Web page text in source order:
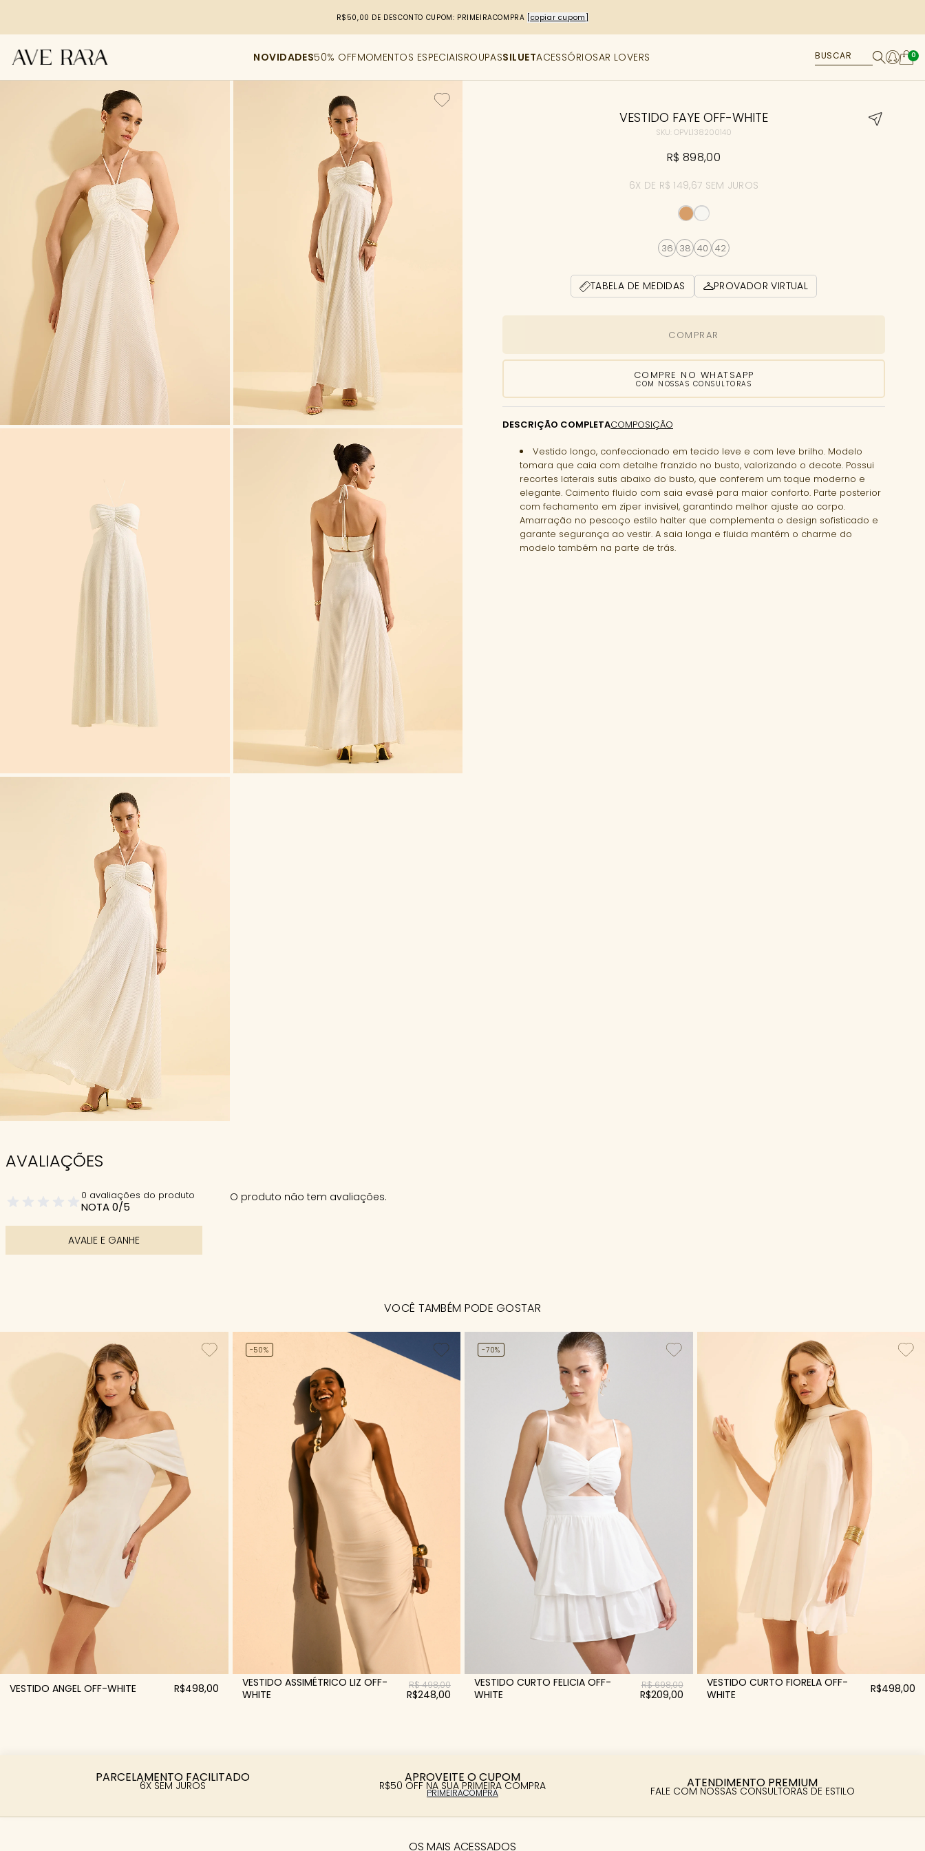
R$50,00 DE DESCONTO CUPOM: PRIMEIRACOMPRA [copiar cupom]
NOVIDADES50% OFFMOMENTOS ESPECIAISROUPASSILUETACESSÓRIOSAR LOVERS 0
VESTIDO FAYE OFF-WHITE
SKU: OPVL138200140
R$ 898,00
6X DE R$ 149,67 SEM JUROS
36 38 40 42
TABELA DE MEDIDAS PROVADOR VIRTUAL
COMPRAR
COMPRE NO WHATSAPP
COM NOSSAS CONSULTORAS
DESCRIÇÃO COMPLETACOMPOSIÇÃO
Vestido longo, confeccionado em tecido leve e com leve brilho. Modelo
tomara que caia com detalhe franzido no busto, valorizando o decote. Possui
recortes laterais sutis abaixo do busto, que conferem um toque moderno e
elegante. Caimento fluido com saia evasê para maior conforto. Parte posterior
com fechamento em zíper invisível, garantindo melhor ajuste ao corpo.
Amarração no pescoço estilo halter que complementa o design sofisticado e
garante segurança ao vestir. A saia longa e fluida mantém o charme do
modelo também na parte de trás.
AVALIAÇÕES
0 avaliações do produto
NOTA 0/5
AVALIE E GANHE
O produto não tem avaliações.
VOCÊ TAMBÉM PODE GOSTAR
VESTIDO ANGEL OFF-WHITE R$498,00
-50%
VESTIDO ASSIMÉTRICO LIZ OFF-
WHITE
R$ 498,00
R$248,00
-70%
VESTIDO CURTO FELICIA OFF-
WHITE
R$ 698,00
R$209,00
VESTIDO CURTO FIORELA OFF-
WHITE
R$498,00
PARCELAMENTO FACILITADO
6X SEM JUROS
APROVEITE O CUPOM
R$50 OFF NA SUA PRIMEIRA COMPRA
PRIMEIRACOMPRA
ATENDIMENTO PREMIUM
FALE COM NOSSAS CONSULTORAS DE ESTILO
OS MAIS ACESSADOS